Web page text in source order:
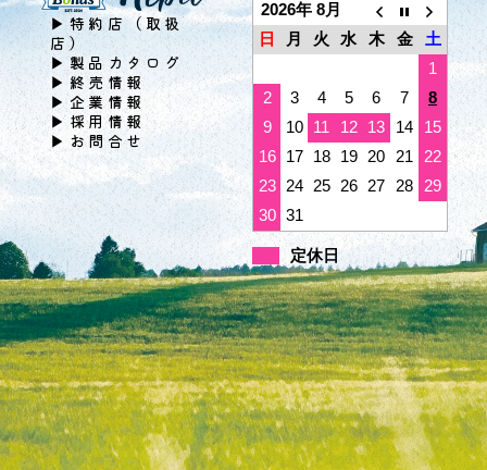
▶特約店（取扱
店）
▶製品カタログ
▶終売情報
▶企業情報
▶採用情報
▶お問合せ
2026年 8月
日
月 火 水 木 金
土
1
2
3 4 5 6 7
8
9
10 11 12 13 14
15
16
17 18 19 20 21
22
23 24 25 26 27 28
29
30 31
定休日